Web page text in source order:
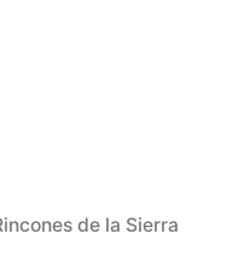
de la Sierra